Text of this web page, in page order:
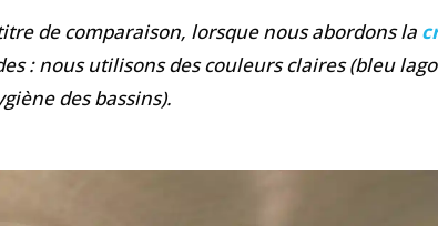
de comparaison, lorsque nous abordons la
: nous utilisons des couleurs claires (bleu
des bassins).